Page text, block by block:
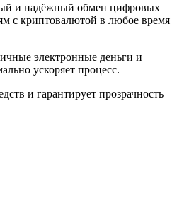
и надёжный обмен цифровых
с криптовалютой в любое время
электронные деньги и
ускоряет процесс.
и гарантирует прозрачность